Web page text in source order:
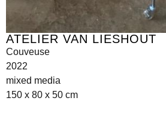
ATELIER VAN LIESHOUT
Couveuse
2022
mixed media
150 x 80 x 50 cm